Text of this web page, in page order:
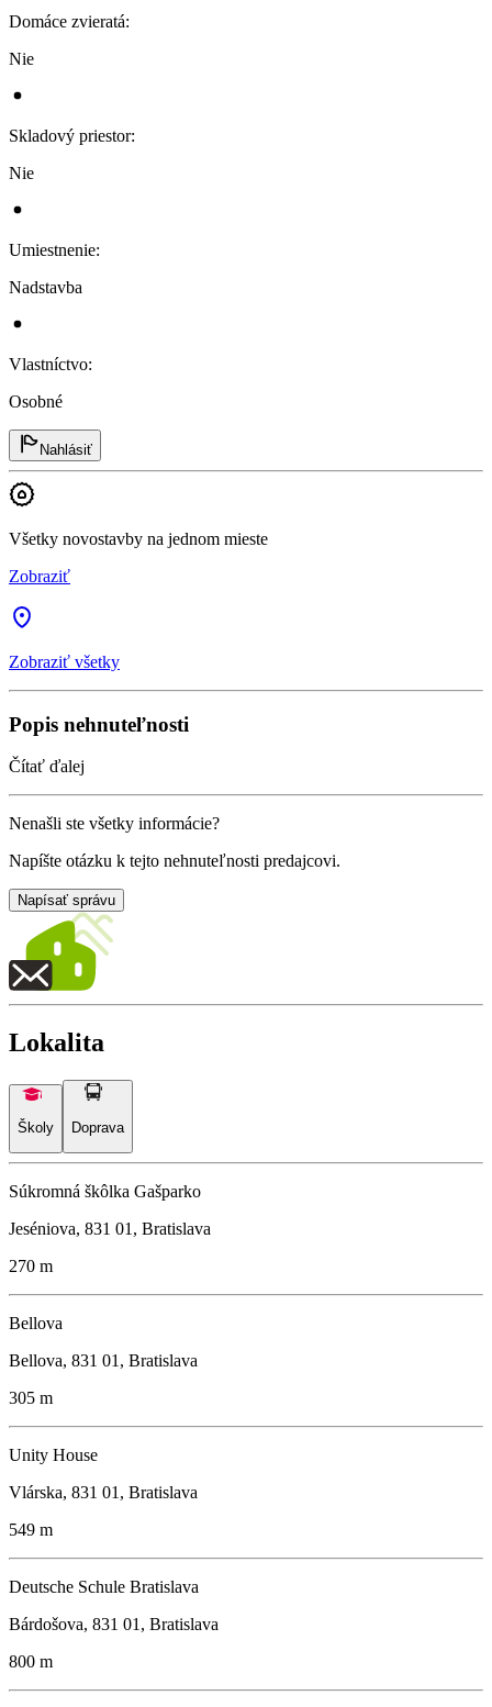
Domáce zvieratá:
Nie
Skladový priestor:
Nie
Umiestnenie:
Nadstavba
Vlastníctvo:
Osobné
Nahlásiť
Všetky novostavby na jednom mieste
Zobraziť
Zobraziť všetky
Popis nehnuteľnosti
Čítať ďalej
Nenašli ste všetky informácie?
Napíšte otázku k tejto nehnuteľnosti predajcovi.
Napísať správu
Lokalita
Školy Doprava
Súkromná škôlka Gašparko
Jeséniova, 831 01, Bratislava
270 m
Bellova
Bellova, 831 01, Bratislava
305 m
Unity House
Vlárska, 831 01, Bratislava
549 m
Deutsche Schule Bratislava
Bárdošova, 831 01, Bratislava
800 m